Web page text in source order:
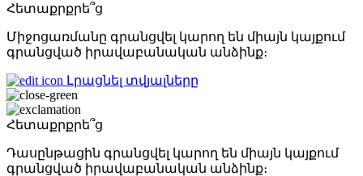
Հետաքրքրե՞ց
Միջոցառմանը գրանցվել կարող են միայն կայքում
գրանցված իրավաբանական անձինք։
Լրացնել տվյալները
Հետաքրքրե՞ց
Դասընթացին գրանցվել կարող են միայն կայքում
գրանցված իրավաբանական անձինք։